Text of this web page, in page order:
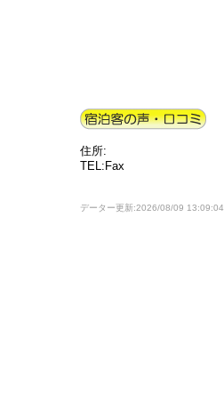
住所:
TEL:Fax
データー更新:2026/08/09 13:09:04